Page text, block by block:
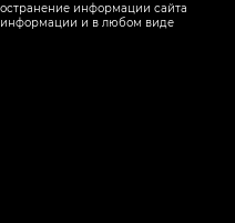
информации сайта
информации и в любом виде